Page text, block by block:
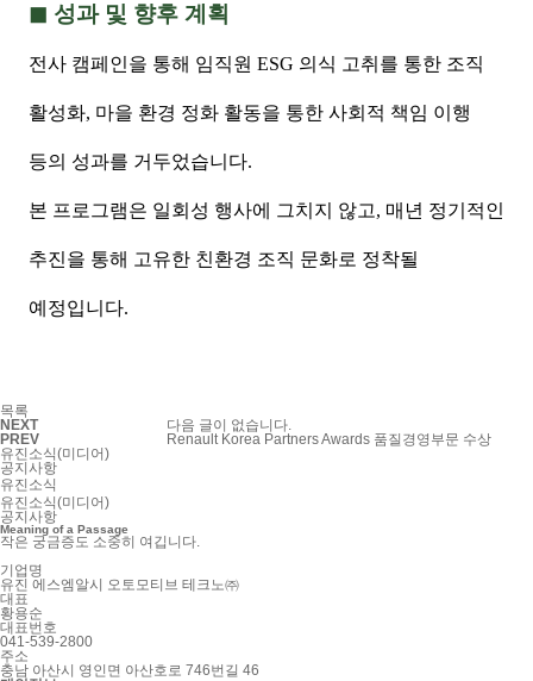
◼ 성과 및 향후 계획
전사 캠페인을 통해 임직원 ESG 의식 고취를 통한 조직
활성화, 마을 환경 정화 활동을 통한 사회적 책임 이행
등의 성과를 거두었습니다.
본 프로그램은 일회성 행사에 그치지 않고, 매년 정기적인
추진을 통해 고유한 친환경 조직 문화로 정착될
예정입니다.
목록
NEXT
다음 글이 없습니다.
PREV
Renault Korea Partners Awards 품질경영부문 수상
유진소식(미디어)
공지사항
유진소식
유진소식(미디어)
공지사항
Meaning of a Passage
작은 궁금증도 소중히 여깁니다.
기업명
유진 에스엠알시 오토모티브 테크노㈜
대표
황용순
대표번호
041-539-2800
주소
충남 아산시 영인면 아산호로 746번길 46